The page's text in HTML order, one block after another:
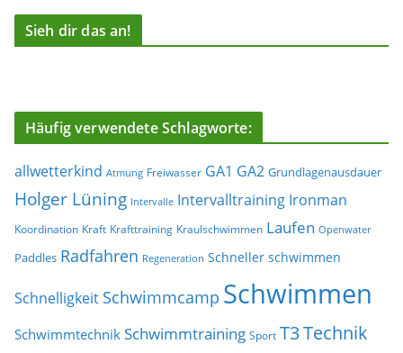
Sieh dir das an!
Häufig verwendete Schlagworte:
allwetterkind Atmung Freiwasser GA1 GA2 Grundlagenausdauer
Holger Lüning Intervalle Intervalltraining Ironman
Koordination Kraft Krafttraining Kraulschwimmen Laufen Openwater
Paddles Radfahren Regeneration Schneller schwimmen
Schnelligkeit Schwimmcamp Schwimmen
Schwimmtechnik Schwimmtraining Sport T3Technik